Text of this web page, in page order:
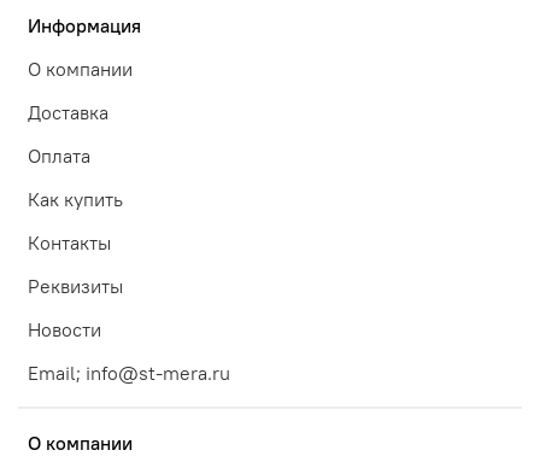
Информация
О компании
Доставка
Оплата
Как купить
Контакты
Реквизиты
Новости
Email; info@st-mera.ru
О компании